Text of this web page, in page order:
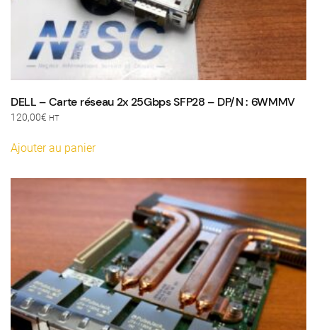
DELL – Carte réseau 2x 25Gbps SFP28 – DP/N : 6WMMV
120,00€ HT
Ajouter au panier